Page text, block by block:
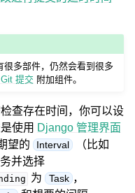
多部件，仍然会看到很多
提交 附加组件。
查存在时间，你可以设
使用 Django 管理界面
望的 Interval
（比如
并选择
为 Task ，